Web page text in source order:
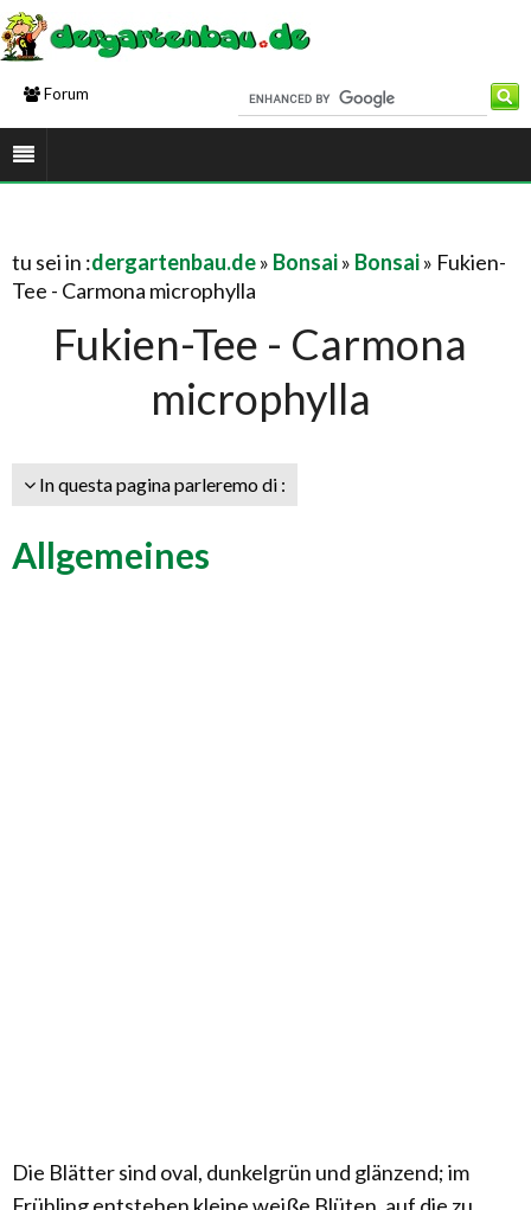
Forum
tu sei in :dergartenbau.de» Bonsai» Bonsai» Fukien-
Tee - Carmona microphylla
Fukien-Tee - Carmona
microphylla
In questa pagina parleremo di :
Allgemeines
Die Blätter sind oval, dunkelgrün und glänzend; im